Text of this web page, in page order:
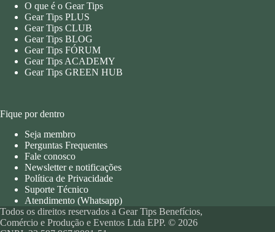
O que é o Gear Tips
Gear Tips PLUS
Gear Tips CLUB
Gear Tips BLOG
Gear Tips FÓRUM
Gear Tips ACADEMY
Gear Tips GREEN HUB
Fique por dentro
Seja membro
Perguntas Frequentes
Fale conosco
Newsletter e notificações
Política de Privacidade
Suporte Técnico
Atendimento (Whatsapp)
Todos os direitos reservados a Gear Tips Benefícios,
Comércio e Produção e Eventos Ltda EPP. © 2026